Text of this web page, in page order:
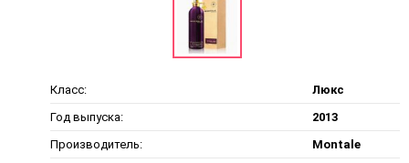
Класс:
Люкс
Год выпуска:
2013
Производитель:
Montale